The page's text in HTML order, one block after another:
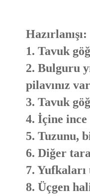
Hazırlanışı:
1. Tavuk
2. Bulguru
pilavınız
3. Tavuk
4. İçine
5. Tuzunu,
6. Diğer
7.
8. Üçgen